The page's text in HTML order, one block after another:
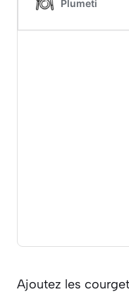
Ajoutez les